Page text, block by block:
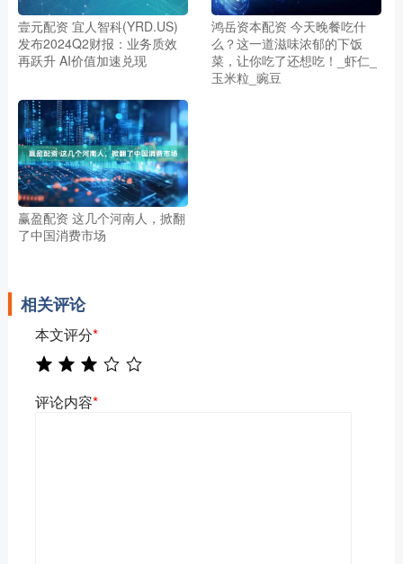
壹元配资 宜人智科(YRD.US)
发布2024Q2财报：业务质效
再跃升 AI价值加速兑现
鸿岳资本配资 今天晚餐吃什
么？这一道滋味浓郁的下饭
菜，让你吃了还想吃！_虾仁_
玉米粒_豌豆
赢盈配资 这几个河南人，掀翻
了中国消费市场
相关评论
本文评分*
评论内容*